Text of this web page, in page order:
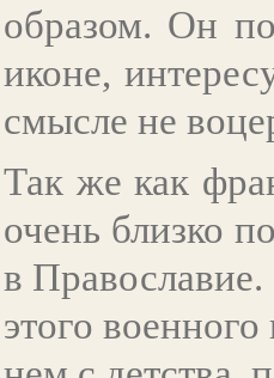
образом. Он
иконе,
смысле не
Так же как
очень близко
в
этого